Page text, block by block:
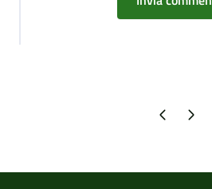
Pagina precedente
Pagina